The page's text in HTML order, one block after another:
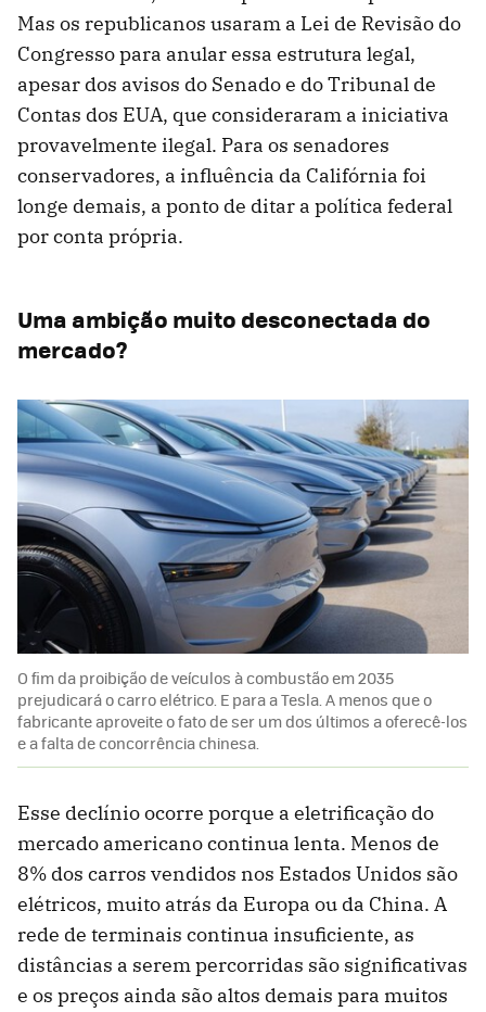
Mas os republicanos usaram a Lei de Revisão do
Congresso para anular essa estrutura legal,
apesar dos avisos do Senado e do Tribunal de
Contas dos EUA, que consideraram a iniciativa
provavelmente ilegal. Para os senadores
conservadores, a influência da Califórnia foi
longe demais, a ponto de ditar a política federal
por conta própria.
Uma ambição muito desconectada do
mercado?
O fim da proibição de veículos à combustão em 2035
prejudicará o carro elétrico. E para a Tesla. A menos que o
fabricante aproveite o fato de ser um dos últimos a oferecê-los
e a falta de concorrência chinesa.
Esse declínio ocorre porque a eletrificação do
mercado americano continua lenta. Menos de
8% dos carros vendidos nos Estados Unidos são
elétricos, muito atrás da Europa ou da China. A
rede de terminais continua insuficiente, as
distâncias a serem percorridas são significativas
e os preços ainda são altos demais para muitos